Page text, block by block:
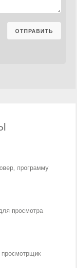
программу
просмотра
просмотрщик